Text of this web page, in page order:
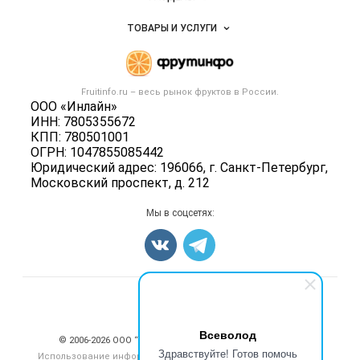
Всеволод
Здравствуйте! Готов помочь
Fruitinfo.ru – весь рынок фруктов в России.
ООО «Инлайн»
ИНН: 7805355672
КПП: 780501001
ОГРН: 1047855085442
Юридический адрес: 196066, г. Санкт-Петербург,
Московский проспект, д. 212
Размещение рекламы
Публичная оферта
Контактная информация
Политика обработки персональных данных
Объявления
Новости рынка
ТОВАРЫ И УСЛУГИ
Готовая продукция
Фрукты
Грибы
Оборудование
Карта объявлений
Мы в соцсетях:
© 2006‑2026 ООО “Инлайн”. 12+ Все права защищены.
Использование информации, размещенной на данном сайте,